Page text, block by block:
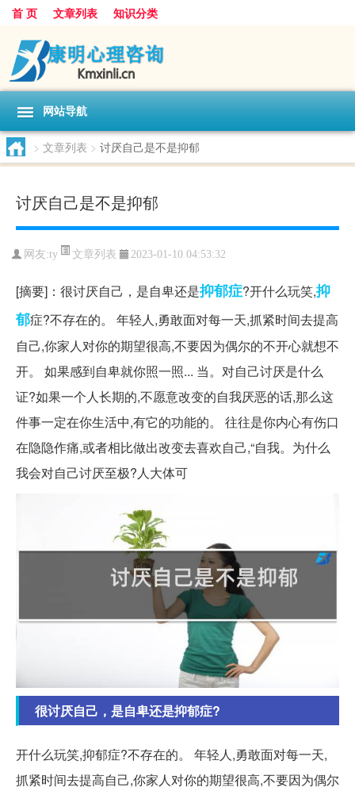
首 页 文章列表 知识分类
网站导航
> 文章列表 > 讨厌自己是不是抑郁
讨厌自己是不是抑郁
网友:ty 文章列表 2023-01-10 04:53:32
[摘要]：很讨厌自己，是自卑还是抑郁症?开什么玩笑,抑
郁症?不存在的。 年轻人,勇敢面对每一天,抓紧时间去提高
自己,你家人对你的期望很高,不要因为偶尔的不开心就想不
开。 如果感到自卑就你照一照... 当。对自己讨厌是什么
证?如果一个人长期的,不愿意改变的自我厌恶的话,那么这
件事一定在你生活中,有它的功能的。 往往是你内心有伤口
在隐隐作痛,或者相比做出改变去喜欢自己,“自我。为什么
我会对自己讨厌至极?人大体可
很讨厌自己，是自卑还是抑郁症?
开什么玩笑,抑郁症?不存在的。 年轻人,勇敢面对每一天,
抓紧时间去提高自己,你家人对你的期望很高,不要因为偶尔